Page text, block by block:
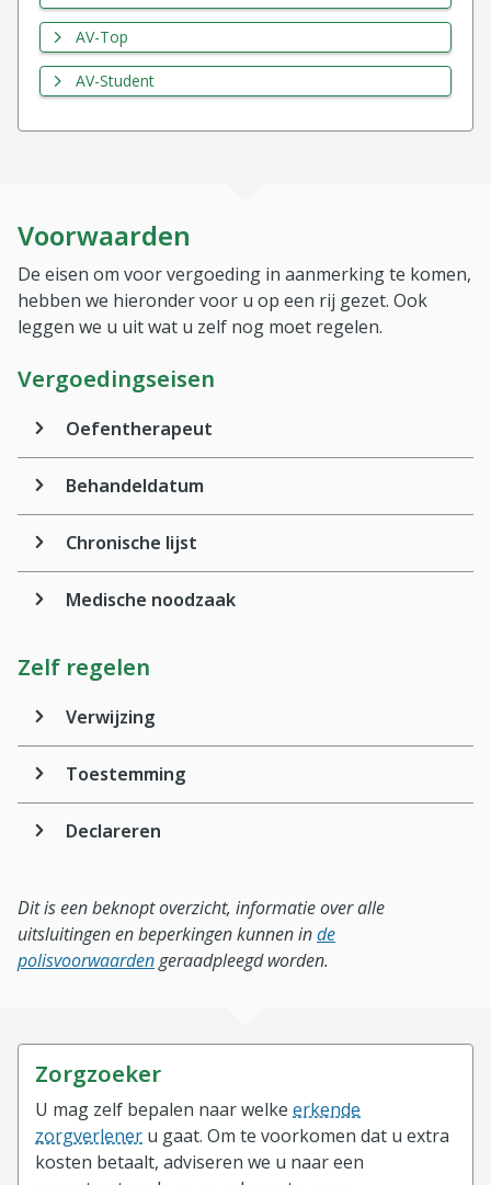
AV-Top
AV-Student
Voorwaarden
De eisen om voor vergoeding in aanmerking te komen,
hebben we hieronder voor u op een rij gezet. Ook
leggen we u uit wat u zelf nog moet regelen.
Vergoedingseisen
Oefentherapeut
Behandeldatum
Chronische lijst
Medische noodzaak
Zelf regelen
Verwijzing
Toestemming
Declareren
Dit is een beknopt overzicht, informatie over alle
uitsluitingen en beperkingen kunnen inde
polisvoorwaardengeraadpleegd worden.
Zorgzoeker
U mag zelf bepalen naar welke erkende
zorgverlener u gaat. Om te voorkomen dat u extra
kosten betaalt, adviseren we u naar een